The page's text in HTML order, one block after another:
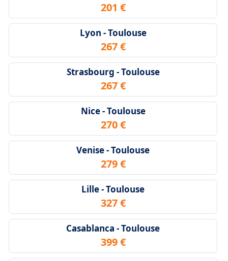
201 €
Lyon - Toulouse
267 €
Strasbourg - Toulouse
267 €
Nice - Toulouse
270 €
Venise - Toulouse
279 €
Lille - Toulouse
327 €
Casablanca - Toulouse
399 €